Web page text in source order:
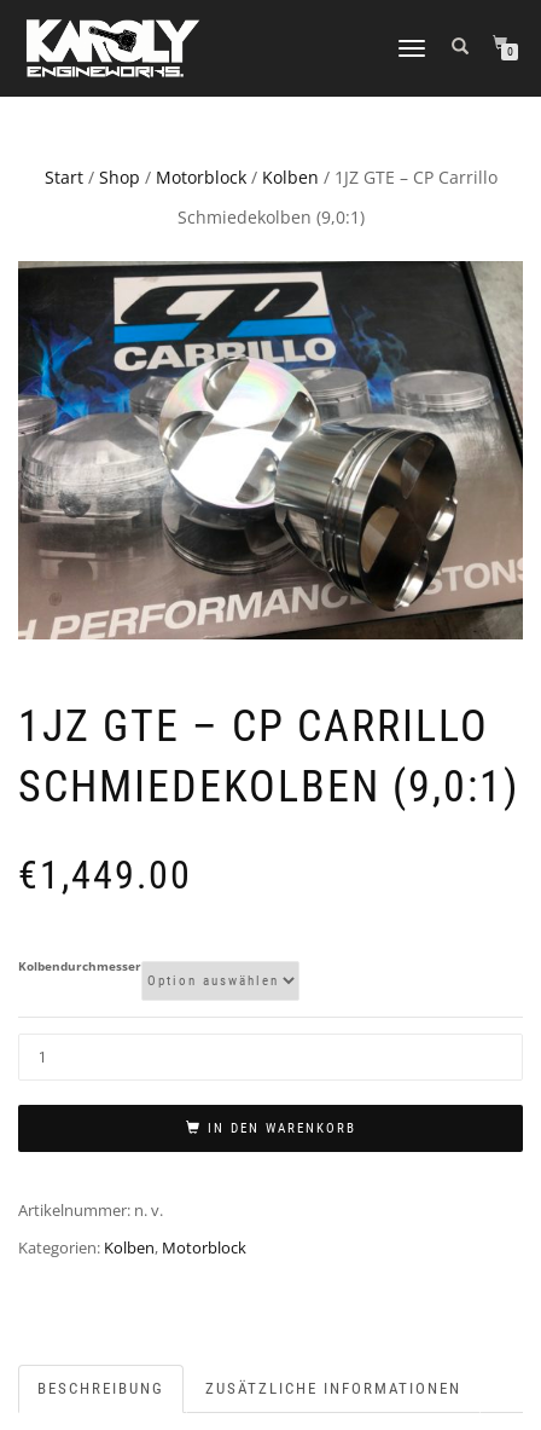
NAVIGATION
0
Start/ Shop / Motorblock/ Kolben / 1JZ GTE – CP Carrillo
Schmiedekolben (9,0:1)
1JZ GTE – CP CARRILLO
SCHMIEDEKOLBEN (9,0:1)
€1,449.00
Kolbendurchmesser
IN DEN WARENKORB
Artikelnummer: n. v.
Kategorien: Kolben, Motorblock
BESCHREIBUNG ZUSÄTZLICHE INFORMATIONEN